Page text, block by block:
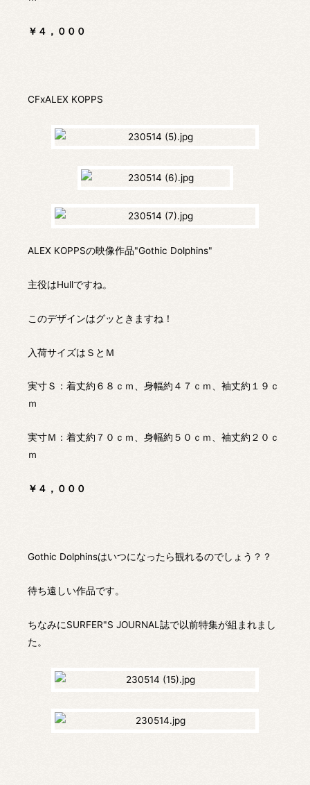
￥４，０００
CFxALEX KOPPS
ALEX KOPPSの映像作品"Gothic Dolphins"
主役はHullですね。
このデザインはグッときますね！
入荷サイズはＳとＭ
実寸Ｓ：着丈約６８ｃｍ、身幅約４７ｃｍ、袖丈約１９ｃ
ｍ
実寸Ｍ：着丈約７０ｃｍ、身幅約５０ｃｍ、袖丈約２０ｃ
ｍ
￥４，０００
Gothic Dolphinsはいつになったら観れるのでしょう？？
待ち遠しい作品です。
ちなみにSURFER"S JOURNAL誌で以前特集が組まれまし
た。